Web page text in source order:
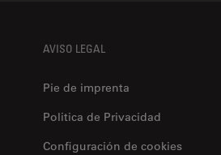
AVISO LEGAL
Pie de imprenta
Politica de Privacidad
Configuración de cookies